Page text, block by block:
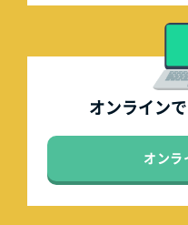
オンライン
オンラ